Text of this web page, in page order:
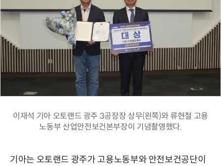
이재석 기아 오토랜드 광주 3공장장 상무(왼쪽)와 류현철 고용
노동부 산업안전보건본부장이 기념촬영했다.
기아는 오토랜드 광주가 고용노동부와 안전보건공단이